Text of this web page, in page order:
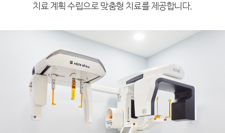
치료 계획 수립으로 맞춤형 치료를 제공합니다.